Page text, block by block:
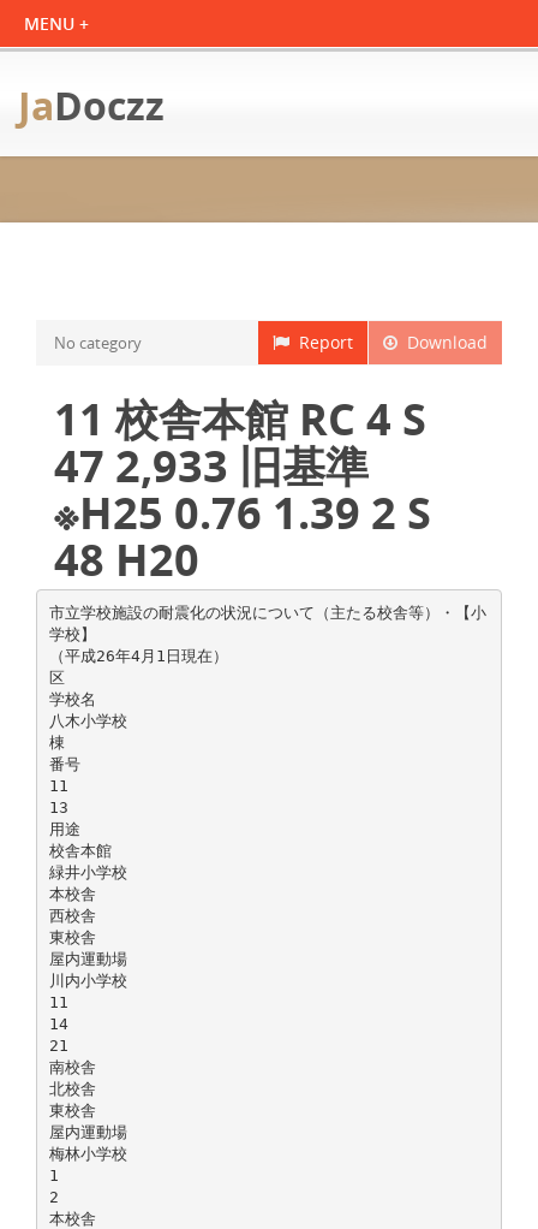
JaDoczz
Download
Report
No category
11 校舎本館 RC 4 S
47 2,933 旧基準
※H25 0.76 1.39 2 S
48 H20
市立学校施設の耐震化の状況について（主たる校舎等）・【小
学校】
（平成26年4月1日現在）
区
学校名
八木小学校
棟
番号
11
13
用途
校舎本館
緑井小学校
本校舎
西校舎
東校舎
屋内運動場
川内小学校
11
14
21
南校舎
北校舎
東校舎
屋内運動場
梅林小学校
1
2
本校舎